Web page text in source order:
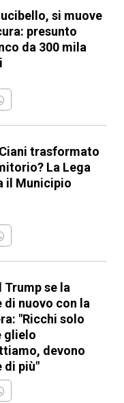
si muove
presunto
da 300 mila
trasformato
La Lega
il Municipio
Trump se la
di nuovo con la
"Ricchi solo
glielo
devono
di più"